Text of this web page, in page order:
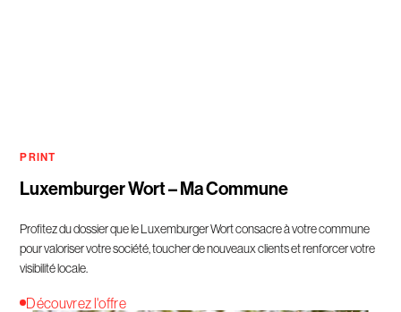
PRINT
Luxemburger Wort – Ma Commune
Profitez du dossier que le Luxemburger Wort consacre à votre commune
pour valoriser votre société, toucher de nouveaux clients et renforcer votre
visibilité locale.
Découvrez l'offre